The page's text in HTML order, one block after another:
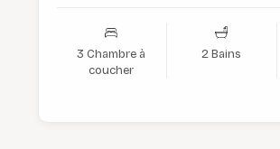
3 Chambre à
coucher
2 Bains